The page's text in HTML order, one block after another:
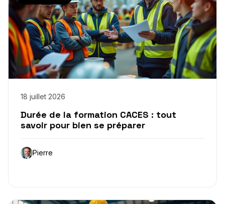
18 juillet 2026
Durée de la formation CACES : tout
savoir pour bien se préparer
Pierre